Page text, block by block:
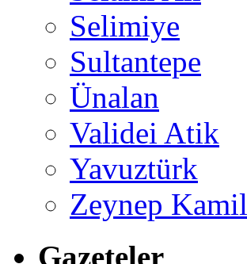
Selimiye
Sultantepe
Ünalan
Validei Atik
Yavuztürk
Zeynep Kamil
Gazeteler